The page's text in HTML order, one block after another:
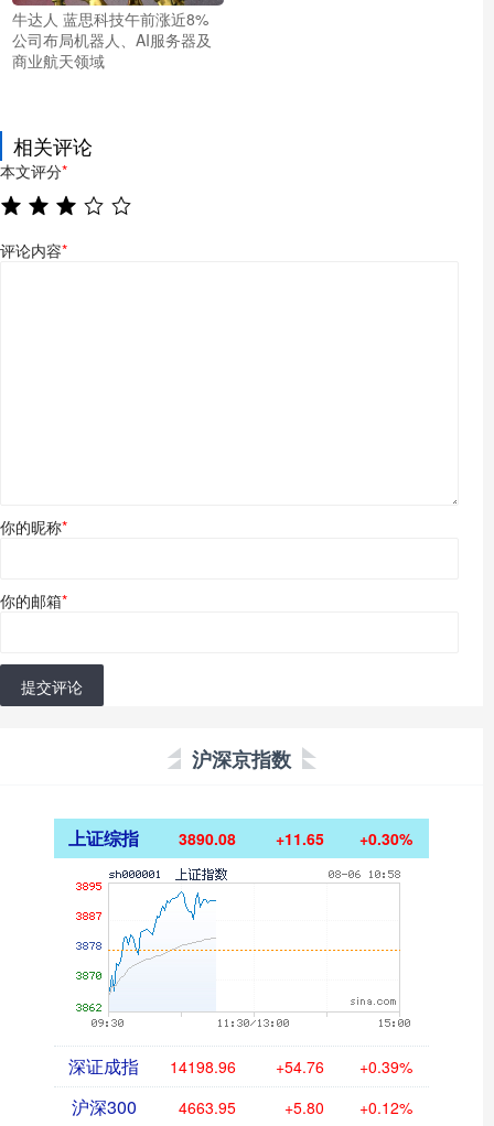
牛达人 蓝思科技午前涨近8%
公司布局机器人、AI服务器及
商业航天领域
相关评论
本文评分*
评论内容*
你的昵称*
你的邮箱*
提交评论
沪深京指数
上证综指 3890.08 +11.65 +0.30%
深证成指 14198.96 +54.76 +0.39%
沪深300 4663.95 +5.80 +0.12%